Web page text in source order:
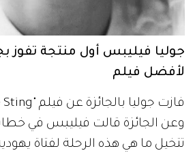
جوليا فيليبس أول منتجة تفوز
لأفضل فيلم
وعن الجائزة قالت فيليبس في
تتخيل ما هي هذه الرحلة لفتاة